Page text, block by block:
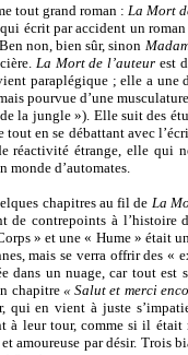
tout grand roman : La Mort
écrit par accident un
non, bien sûr, sinon
La Mort de l’auteur est
paraplégique ; elle a une
pourvue d’une
la jungle »). Elle suit des
en se débattant avec
réactivité étrange, elle qui
monde d’automates.
chapitres au fil de La
de contrepoints à
» et une « Hume »
mais se verra offrir des
dans un nuage, car tout
chapitre « Salut et merci
qui en vient à juste
à leur tour, comme si il
amoureuse par désir.